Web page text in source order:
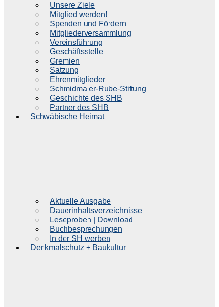
Unsere Ziele
Mitglied werden!
Spenden und Fördern
Mitgliederversammlung
Vereinsführung
Geschäftsstelle
Gremien
Satzung
Ehrenmitglieder
Schmidmaier-Rube-Stiftung
Geschichte des SHB
Partner des SHB
Schwäbische Heimat
Aktuelle Ausgabe
Dauerinhaltsverzeichnisse
Leseproben | Download
Buchbesprechungen
In der SH werben
Denkmalschutz + Baukultur